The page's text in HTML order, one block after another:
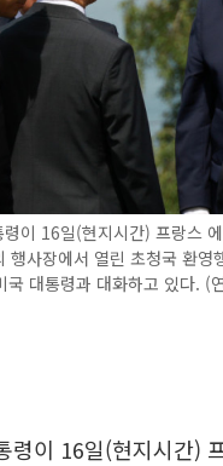
이 16일(현지시간) 프랑스
행사장에서 열린 초청국 환영
국 대통령과 대화하고 있다. (
령이 16일(현지시간)